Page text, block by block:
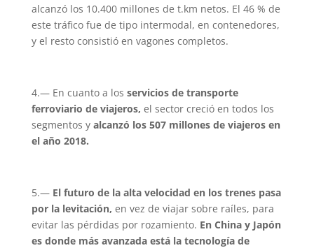
alcanzó los 10.400 millones de t.km netos. El 46 % de
este tráfico fue de tipo intermodal, en contenedores,
y el resto consistió en vagones completos.
4.— En cuanto a los servicios de transporte
ferroviario de viajeros, el sector creció en todos los
segmentos y alcanzó los 507 millones de viajeros en
el año 2018.
5.—El futuro de la alta velocidad en los trenes pasa
por la levitación, en vez de viajar sobre raíles, para
evitar las pérdidas por rozamiento. En China y Japón
es donde más avanzada está la tecnología de